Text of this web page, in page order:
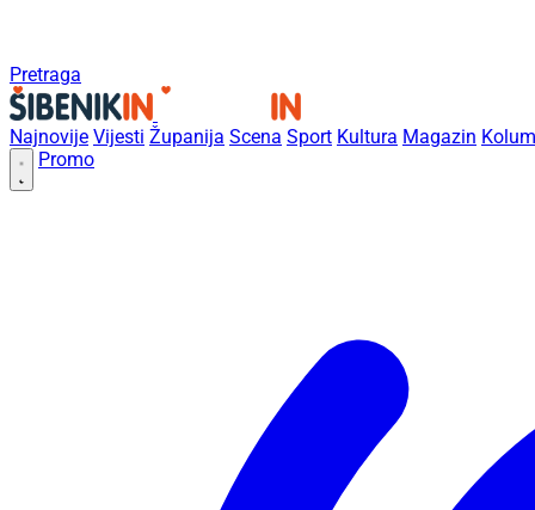
Pretraga
Najnovije Vijesti Županija Scena Sport Kultura Magazin
Promo